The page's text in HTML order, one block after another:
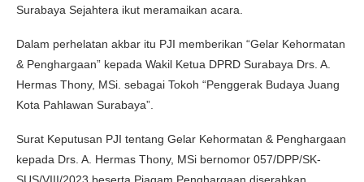
Surabaya Sejahtera ikut meramaikan acara.
Dalam perhelatan akbar itu PJI memberikan “Gelar Kehormatan
& Penghargaan” kepada Wakil Ketua DPRD Surabaya Drs. A.
Hermas Thony, MSi. sebagai Tokoh “Penggerak Budaya Juang
Kota Pahlawan Surabaya”.
Surat Keputusan PJI tentang Gelar Kehormatan & Penghargaan
kepada Drs. A. Hermas Thony, MSi bernomor 057/DPP/SK-